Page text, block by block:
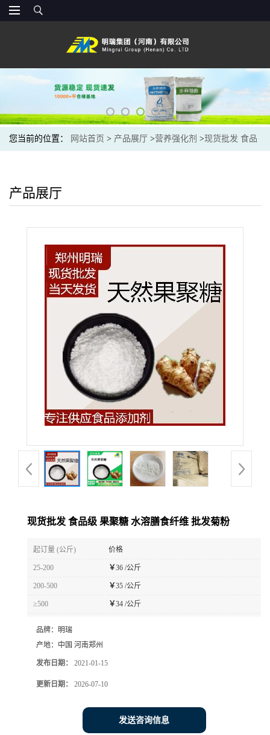
您当前的位置： 网站首页 > 产品展厅 >营养强化剂 >现货批发 食品
产品展厅
现货批发 食品级 果聚糖 水溶膳食纤维 批发菊粉
起订量 (公斤) 价格
25-200 ￥36 /公斤
200-500 ￥35 /公斤
≥500 ￥34 /公斤
品牌： 明瑞
产地： 中国 河南郑州
发布日期： 2021-01-15
更新日期： 2026-07-10
发送咨询信息